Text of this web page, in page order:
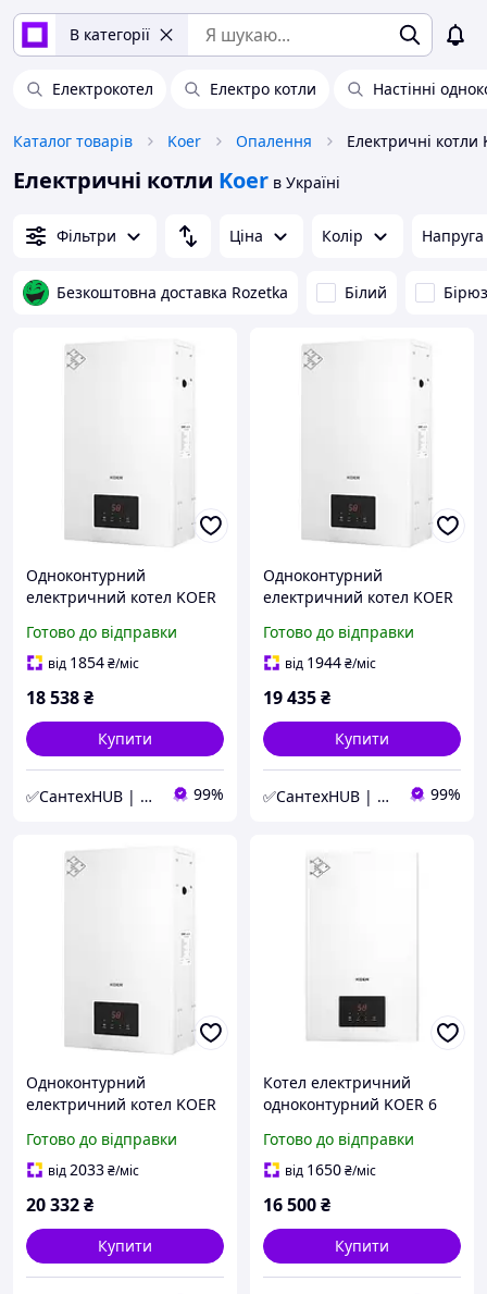
В категорії
Електрокотел Електро котли Настінні
Каталог товарів Koer Опалення Електричні котли
Електричні котли Koer в Україні
Фільтри Ціна Колір
Безкоштовна доставка Rozetka Білий
Одноконтурний
електричний котел KOER
WiFi (KR5559)
Готово до відправки
від 1854₴/міс
18 538₴
Купити
✅СантехHUB | SantehHUB.com 99%
Одноконтурний
електричний котел KOER
м² WiFi (KR5560)
Готово до відправки
від 1944₴/міс
19 435₴
Купити
✅СантехHUB | SantehHUB.com 99%
Одноконтурний
електричний котел KOER
м² WiFi (KR5561)
Готово до відправки
від2033₴/міс
20 332₴
Купити
Котел електричний
одноконтурний KOER 6
Готово до відправки
від 1650₴/міс
16 500₴
Купити